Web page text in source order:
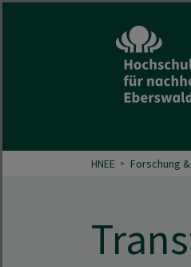
HNEE Forschung